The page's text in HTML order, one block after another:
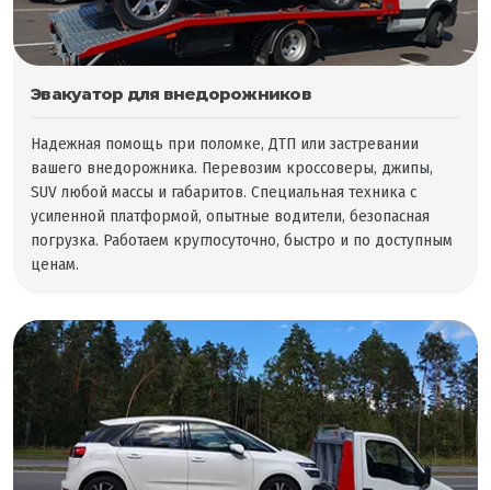
Эвакуатор для внедорожников
Надежная помощь при поломке, ДТП или застревании
вашего внедорожника. Перевозим кроссоверы, джипы,
SUV любой массы и габаритов. Специальная техника с
усиленной платформой, опытные водители, безопасная
погрузка. Работаем круглосуточно, быстро и по доступным
ценам.